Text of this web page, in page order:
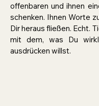
offenbaren und ihnen
schenken. Ihnen Worte
Dir heraus fließen. Echt.
mit dem, was Du
ausdrücken willst.